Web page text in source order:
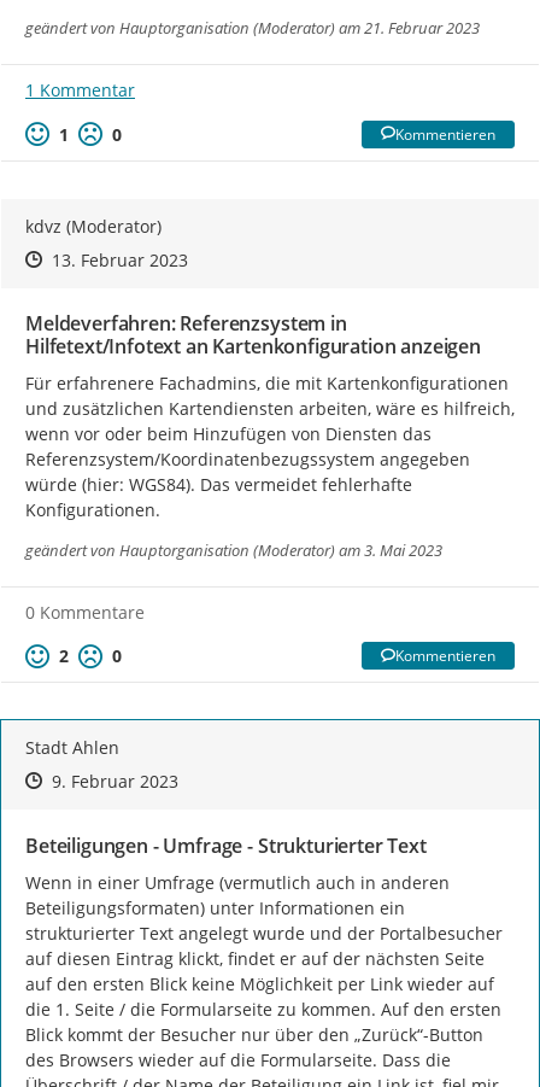
geändert von Hauptorganisation (Moderator)am 21. Februar 2023
1 Kommentar
1
0 Kommentieren
kdvz (Moderator)
Zeitpunkt des Erstellens
Zeitpunkt des Erstellens
13. Februar 2023Zur Äußerung
Meldeverfahren: Referenzsystem in
Hilfetext/Infotext an Kartenkonfiguration anzeigen
Für erfahrenere Fachadmins, die mit Kartenkonfigurationen
und zusätzlichen Kartendiensten arbeiten, wäre es hilfreich,
wenn vor oder beim Hinzufügen von Diensten das
Referenzsystem/Koordinatenbezugssystem angegeben
würde (hier: WGS84). Das vermeidet fehlerhafte
Konfigurationen.
geändert von Hauptorganisation (Moderator)am 3. Mai 2023
0 Kommentare
2
0 Kommentieren
Stadt Ahlen
Zeitpunkt des Erstellens
Zeitpunkt des Erstellens
9. Februar 2023Zur Äußerung
Beteiligungen - Umfrage - Strukturierter Text
Wenn in einer Umfrage (vermutlich auch in anderen
Beteiligungsformaten) unter Informationen ein
strukturierter Text angelegt wurde und der Portalbesucher
auf diesen Eintrag klickt, findet er auf der nächsten Seite
auf den ersten Blick keine Möglichkeit per Link wieder auf
die 1. Seite / die Formularseite zu kommen. Auf den ersten
Blick kommt der Besucher nur über den „Zurück“-Button
des Browsers wieder auf die Formularseite. Dass die